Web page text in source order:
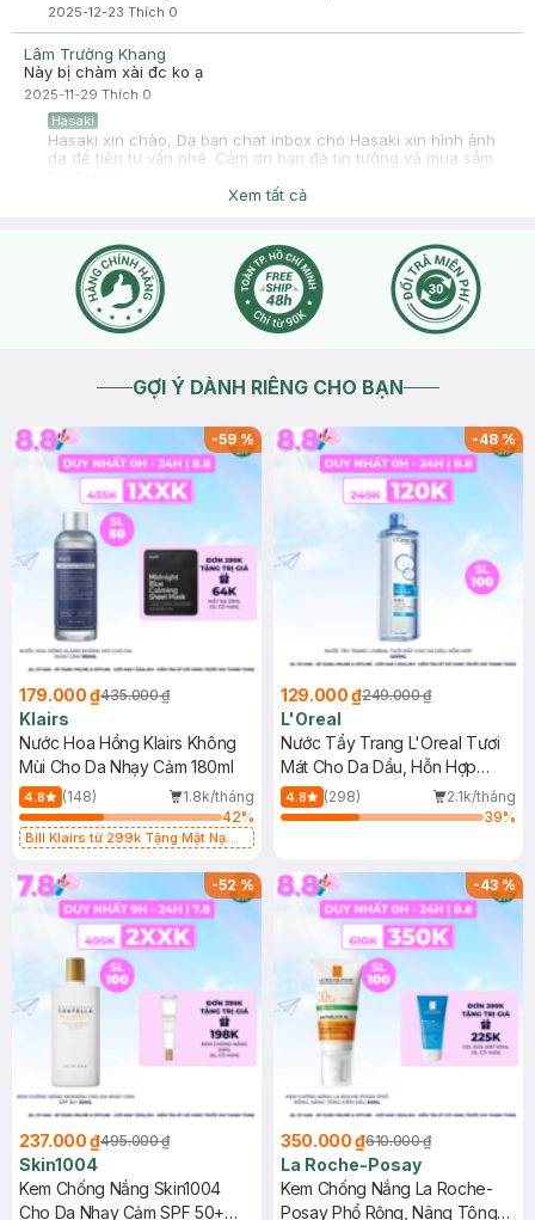
2025-12-23 Thích 0
Lâm Trường Khang
Này bị chàm xài đc ko ạ
2025-11-29 Thích 0
Hasaki
Hasaki xin chào, Dạ bạn chat inbox cho Hasaki xin hình ảnh
da để tiện tư vấn nhé. Cảm ơn bạn đã tin tưởng và mua sắm
Xem tất cả
GỢI Ý DÀNH RIÊNG CHO BẠN
-59%
179.000 ₫435.000 ₫
Klairs
Nước Hoa Hồng Klairs Không
Mùi Cho Da Nhạy Cảm 180ml
4.8 (148)
1.8k/tháng
42%
Bill Klairs từ 299k Tặng Mặt Nạ
25ml (SL Có Hạn)
-48%
129.000 ₫249.000 ₫
L'Oreal
Nước Tẩy Trang L'Oreal Tươi
Mát Cho Da Dầu, Hỗn Hợp
400ml
4.8 (298)
2.1k/tháng
39%
-52%
237.000 ₫495.000 ₫
Skin1004
Kem Chống Nắng Skin1004
Cho Da Nhạy Cảm SPF 50+
-43%
350.000 ₫610.000 ₫
La Roche-Posay
Kem Chống Nắng La Roche-
Posay Phổ Rộng, Nâng Tông